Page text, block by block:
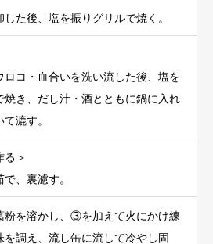
した後、塩を振りグリルで焼く。
ロコ・血合いを洗い流した後、塩を
焼き、だし汁・酒とともに鍋に入れ
漉す。
る＞
、裏濾す。
粉を溶かし、③を加えて火にかけ練
を調え、流し缶に流して冷やし固